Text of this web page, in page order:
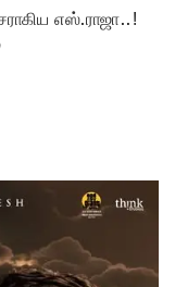
எஸ்.ராஜா..!